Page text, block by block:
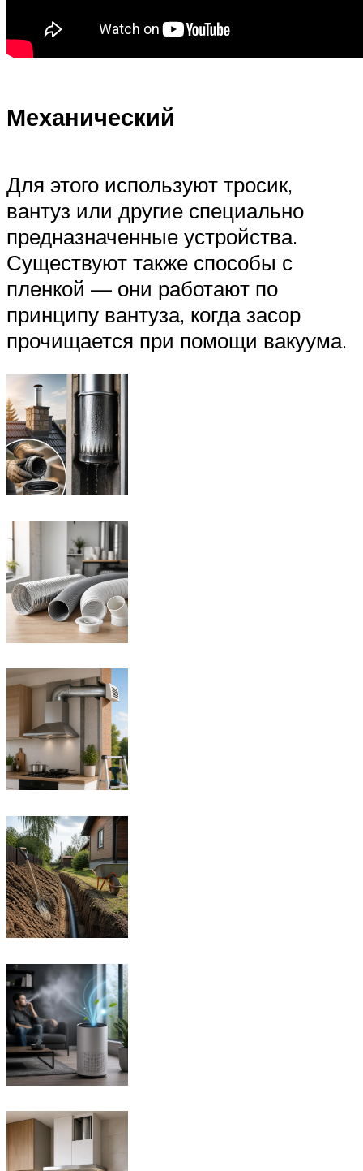
Механический
Для этого используют тросик,
вантуз или другие специально
предназначенные устройства.
Существуют также способы с
пленкой — они работают по
принципу вантуза, когда засор
прочищается при помощи вакуума.